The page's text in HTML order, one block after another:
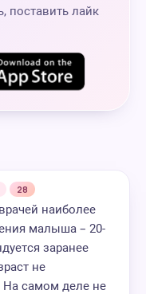
поставить лайк
28
наиболее
малыша – 20-
заранее
не
На самом деле не